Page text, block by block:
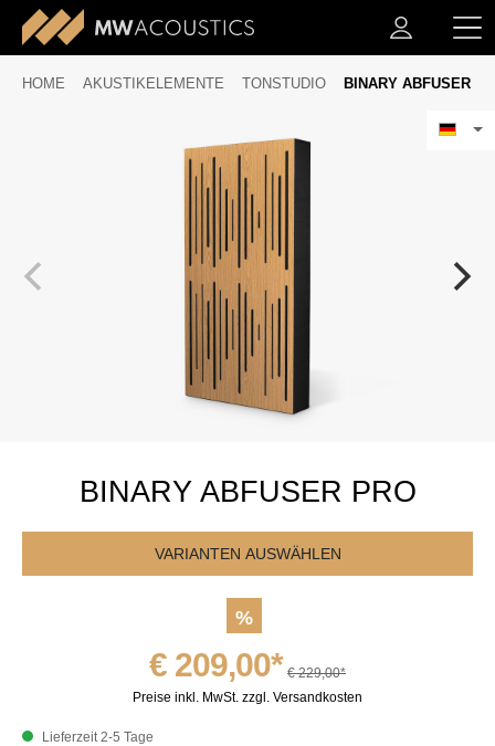
HOME AKUSTIKELEMENTE TONSTUDIO BINARY ABFUSER
BINARY ABFUSER PRO
VARIANTEN AUSWÄHLEN
%
€ 209,00* € 229,00*
Preise inkl. MwSt. zzgl. Versandkosten
Lieferzeit 2-5 Tage